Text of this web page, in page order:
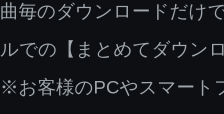
曲毎のダウンロードだけ
ルでの【まとめてダウン
※お客様のPCやスマート